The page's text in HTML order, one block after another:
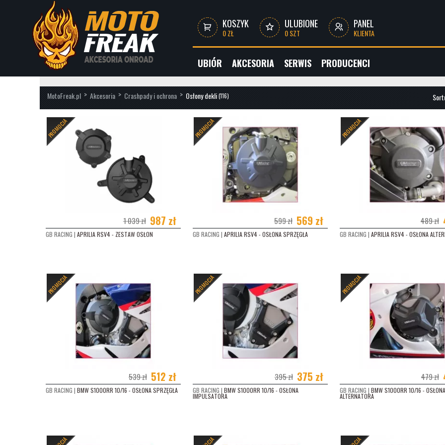
KOSZYK
0 ZŁ
ULUBIONE
0 SZT
PANEL
KLIENTA
UBIÓR AKCESORIA SERWIS PRODUCENCI
MotoFreak.pl > Akcesoria > Crashpady i ochrona > Osłony dekli(116)
PRODUCENCI
GB RACING (116)
MODELE MOTOCYKLI
APRILIA RSV4 (2009 - 2018) (3)
BMW S1000 RR (2009 - 2014) (4)
BMW S1000 RR (2009 - 2011) (4)
BMW S1000 RR (2012 - 2014) (4)
DUCATI 848 EVO (2011 - 2014) (4)
HONDA CBR 600 RR (2007 - 2008)
HONDA CBR 600 RR (2009 - 2012)
HONDA CBR 1000 RR (2004 - 2005)
HONDA CBR 1000 RR (2006 - 2007)
KAWASAKI ER-6F (2005 - 2008) (4)
BESTELLERY
PROMOCJE (116)
PROMOCJA
1 039 zł 987 zł
GB RACING | APRILIA RSV4 - ZESTAW OSŁON
PROMOCJA
599 zł 569 zł
GB RACING | APRILIA RSV4 - OSŁONA SPRZĘGŁA
PROMOCJA
489 zł
GB RACING | APRILIA RSV4 - OSŁONA
PROMOCJA
539 zł 512 zł
GB RACING | BMW S1000RR 10/16 - OSŁONA SPRZĘGŁA
PROMOCJA
395 zł 375 zł
GB RACING | BMW S1000RR 10/16 - OSŁONA
IMPULSATORA
PROMOCJA
479 zł
GB RACING | BMW S1000RR 10/16 - OSŁONA
ALTERNATORA